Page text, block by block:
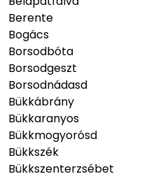
Berente
Bogács
Borsodbóta
Borsodgeszt
Borsodnádasd
Bükkábrány
Bükkaranyos
Bükkmogyorósd
Bükkszék
Bükkszenterzsébet